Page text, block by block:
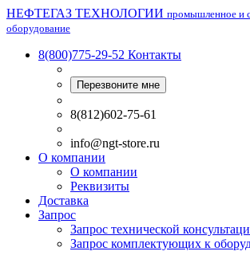
НЕФТЕГАЗ ТЕХНОЛОГИИ промышленное и
оборудование
8(800)775-29-52 Контакты
Перезвоните мне
8(812)602-75-61
info@ngt-store.ru
О компании
О компании
Реквизиты
Доставка
Запрос
Запрос технической
Запрос комплектующих к